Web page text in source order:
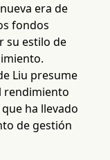
era de
fondos
su estilo de
Liu presume
rendimiento
ha llevado
de gestión